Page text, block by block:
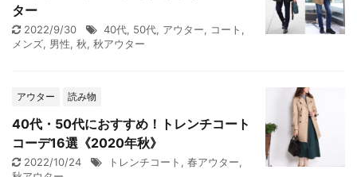
ター
2022/9/30 40代, 50代, アウター, コート ,
メンズ, 男性, 秋, 秋アウター
アウター 読み物
40代・50代におすすめ！トレンチコート
コーデ16選《2020年秋》
2022/10/24 トレンチコート , 春アウター,